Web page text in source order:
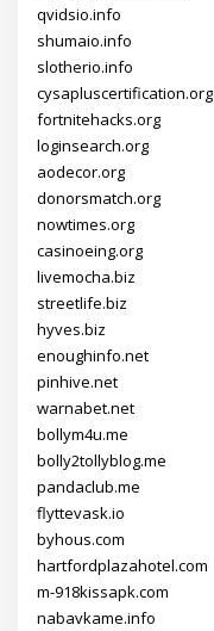
qvidsio.info
shumaio.info
slotherio.info
cysapluscertification.org
fortnitehacks.org
loginsearch.org
aodecor.org
donorsmatch.org
nowtimes.org
casinoeing.org
livemocha.biz
streetlife.biz
hyves.biz
enoughinfo.net
pinhive.net
warnabet.net
bollym4u.me
bolly2tollyblog.me
pandaclub.me
flyttevask.io
byhous.com
hartfordplazahotel.com
m-918kissapk.com
nabavkame.info